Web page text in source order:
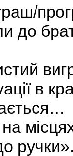
до
в
ручки».